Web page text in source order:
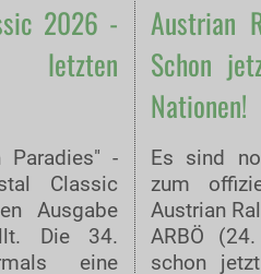
2026 -
letzten
Paradies" -
Classic
Ausgabe
Die 34.
eine
Austrian
Schon
Nationen!
Es sind
zum
Austrian
ARBÖ
schon